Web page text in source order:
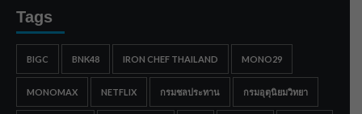
Tags
BIGC BNK48 IRON CHEF THAILAND MONO29
MONOMAX NETFLIX กรมชลประทาน กรมอุตุนิยมวิทยา